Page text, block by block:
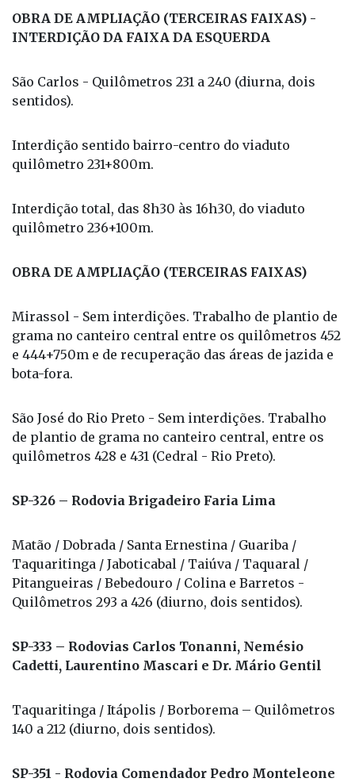
OBRA DE AMPLIAÇÃO (TERCEIRAS FAIXAS) -
INTERDIÇÃO DA FAIXA DA ESQUERDA
São Carlos - Quilômetros 231 a 240 (diurna, dois
sentidos).
Interdição sentido bairro-centro do viaduto
quilômetro 231+800m.
Interdição total, das 8h30 às 16h30, do viaduto
quilômetro 236+100m.
OBRA DE AMPLIAÇÃO (TERCEIRAS FAIXAS)
Mirassol - Sem interdições. Trabalho de plantio de
grama no canteiro central entre os quilômetros 452
e 444+750m e de recuperação das áreas de jazida e
bota-fora.
São José do Rio Preto - Sem interdições. Trabalho
de plantio de grama no canteiro central, entre os
quilômetros 428 e 431 (Cedral - Rio Preto).
SP-326 – Rodovia Brigadeiro Faria Lima
Matão / Dobrada / Santa Ernestina / Guariba /
Taquaritinga / Jaboticabal / Taiúva / Taquaral /
Pitangueiras / Bebedouro / Colina e Barretos -
Quilômetros 293 a 426 (diurno, dois sentidos).
SP-333 – Rodovias Carlos Tonanni, Nemésio
Cadetti, Laurentino Mascari e Dr. Mário Gentil
Taquaritinga / Itápolis / Borborema – Quilômetros
140 a 212 (diurno, dois sentidos).
SP-351 - Rodovia Comendador Pedro Monteleone